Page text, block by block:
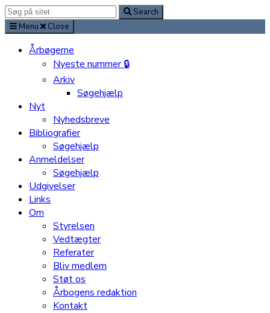
Search
for:
Search
Menu
Close
Årbøgerne
Nyeste nummer 🔒
Arkiv
Søgehjælp
Nyt
Nyhedsbreve
Bibliografier
Søgehjælp
Anmeldelser
Søgehjælp
Udgivelser
Links
Om
Styrelsen
Vedtægter
Referater
Bliv medlem
Støt os
Årbogens redaktion
Kontakt